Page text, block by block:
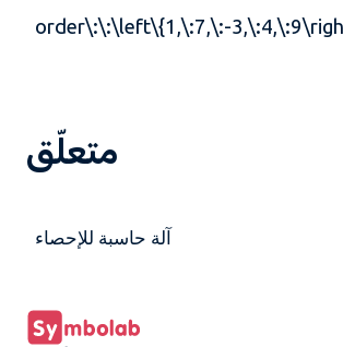
order\:\:\left\{1,\:7,\:-
متعلّق
آلة حاسبة للإحصاء